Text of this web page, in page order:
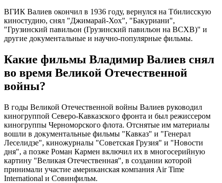
ВГИК Валиев окончил в 1936 году, вернулся на Тбилисскую
киностудию, снял "Джимарай-Хох", "Бакуриани",
"Грузинский павильон (Грузинский павильон на ВСХВ)" и
другие документальные и научно-популярные фильмы.
Какие фильмы Владимир Валиев снял
во время Великой Отечественной
войны?
В годы Великой Отечественной войны Валиев руководил
киногруппой Северо-Кавказского фронта и был режиссером
киногруппы Черноморского флота. Отснятые им материалы
вошли в документальные фильмы "Кавказ" и "Генерал
Леселидзе", киножурналы "Советская Грузия" и "Новости
дня", а позже Роман Кармен включил их в многосерийную
картину "Великая Отечественная", в создании которой
принимали участие американская компания Air Time
International и Совинфильм.